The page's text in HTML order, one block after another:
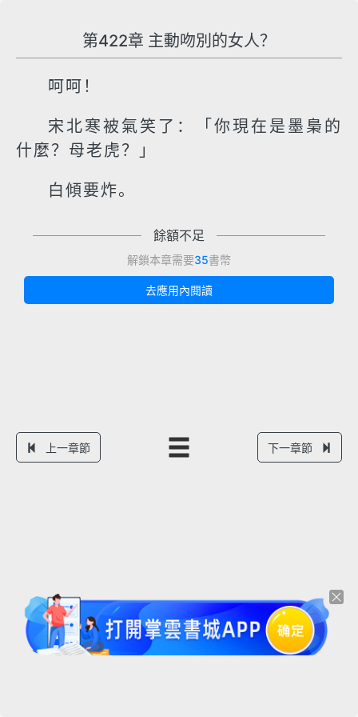
第422章 主動吻別的女人？
呵呵！
宋北寒被氣笑了：「你現在是墨梟的
什麼？母老虎？」
白傾要炸。
餘額不足
解鎖本章需要35書幣
去應用內閱讀
上一章節 下一章節